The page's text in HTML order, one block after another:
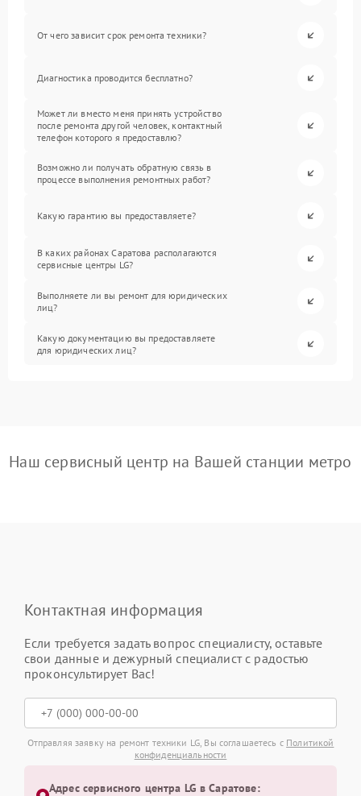
От чего зависит срок ремонта техники?
Диагностика проводится бесплатно?
Может ли вместо меня принять устройство
после ремонта другой человек, контактный
телефон которого я предоставлю?
Возможно ли получать обратную связь в
процессе выполнения ремонтных работ?
Какую гарантию вы предоставляете?
В каких районах Саратова располагаются
сервисные центры LG?
Выполняете ли вы ремонт для юридических
лиц?
Какую документацию вы предоставляете
для юридических лиц?
Наш сервисный центр на Вашей станции метро
Контактная информация
Если требуется задать вопрос специалисту, оставьте
свои данные и дежурный специалист с радостью
проконсультирует Вас!
Отправляя заявку на ремонт техники LG, Вы соглашаетесь с Политикой
конфиденциальности
Адрес сервисного центра LG в Саратове: